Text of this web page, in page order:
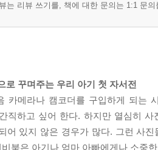
는 리뷰 쓰기를, 책에 대한 문의는 1:1 문
로 꾸며주는 우리 아기 첫 자서전
카메라나 캠코더를 구입하게 되는
직하고 싶어 한다. 하지만 열심히
어 있지 않은 경우가 많다. 그런 사
북은 아기나 엄마 아빠에게나 소중